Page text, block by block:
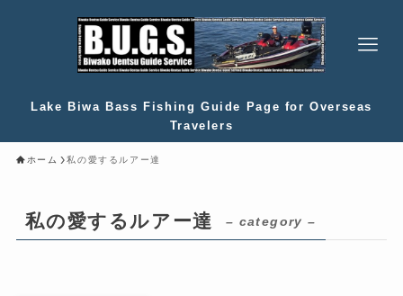
Lake Biwa Bass Fishing Guide Page for Overseas
Travelers
ホーム 私の愛するルアー達
私の愛するルアー達 – category –